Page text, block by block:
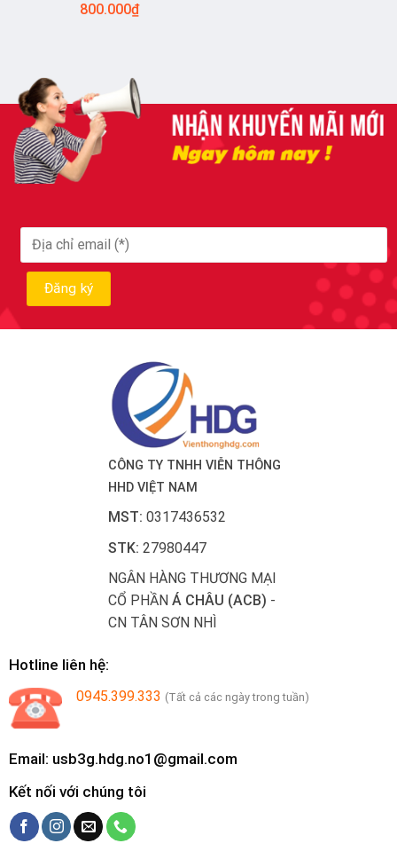
800.000₫
CÔNG TY TNHH VIỄN THÔNG
HHD VIỆT NAM
MST: 0317436532
STK: 27980447
NGÂN HÀNG THƯƠNG MẠI
CỔ PHẦN Á CHÂU (ACB) -
CN TÂN SƠN NHÌ
Hotline liên hệ:
0945.399.333 (Tất cả các ngày trong tuần)
Email: usb3g.hdg.no1@gmail.com
Kết nối với chúng tôi